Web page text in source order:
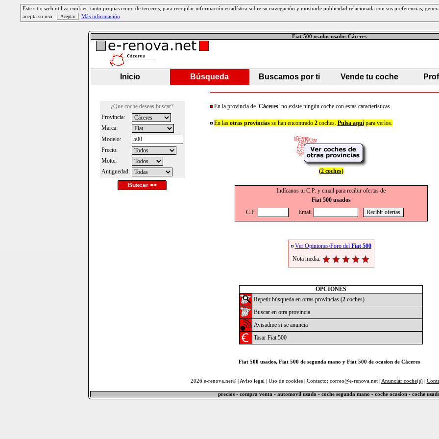
Este sitio web utiliza cookies, tanto propias como de terceros, para recopilar información estadística sobre su navegación y mostrarle publicidad relacionada con sus preferencias,
acepta su uso.
Más información
Fiat 500 usados usados Cáceres
Inicio Búsqueda Buscamos por ti Vende tu coche
¿Que coche deseas buscar?
Provincia:
Marca:
Modelo:
Precio:
Motor:
Antiguedad:
Buscar >>
En la provincia de 'Cáceres'no existe ningún coche con estas características.
En las otras provinciasse han encontrado 2coches. Pulsa aquípara verlos.
(2 coches)
Indícanos tu C.P. y email para recibir ofertas de
Fiat 500 usados
C.P.
Email
Ver Opiniones/Foro del Fiat 500
Nota media:
OPCIONES
Repetir búsqueda en otras provincias (2 coches)
Buscar en otra provincia
Avisadme si se anuncia
Tasar Fiat 500
Fiat 500 usados, Fiat 500 de segunda mano y Fiat 500 de ocasion de Cáceres
2026 e-renova.net® | Aviso legal Uso de cookies| Contacto: correo@e-renova.net | Anunciar coche(s)|
precios - compra venta - automovil usado - coche segunda mano - coche ocasion - coche